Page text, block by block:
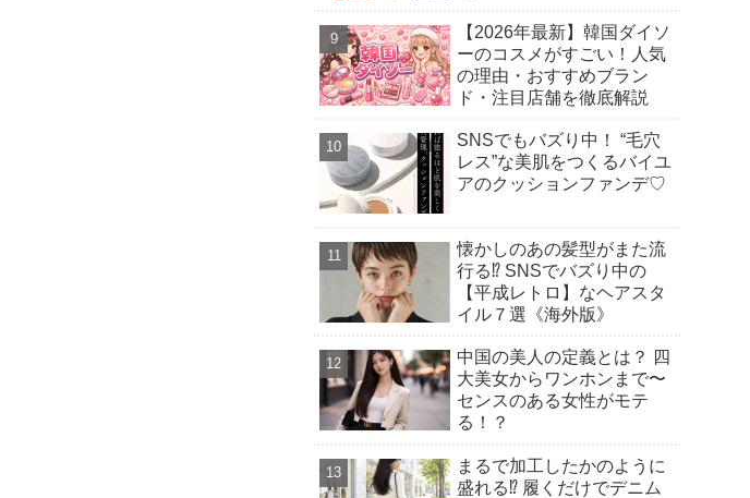
【2026年最新】韓国ダイソ
ーのコスメがすごい！人気
の理由・おすすめブラン
ド・注目店舗を徹底解説
SNSでもバズり中！ “毛穴
レス”な美肌をつくるバイユ
アのクッションファンデ♡
懐かしのあの髪型がまた流
行る⁉︎ SNSでバズり中の
【平成レトロ】なヘアスタ
イル７選《海外版》
中国の美人の定義とは？ 四
大美女からワンホンまで〜
センスのある女性がモテ
る！？
まるで加工したかのように
盛れる⁉︎ 履くだけでデニム